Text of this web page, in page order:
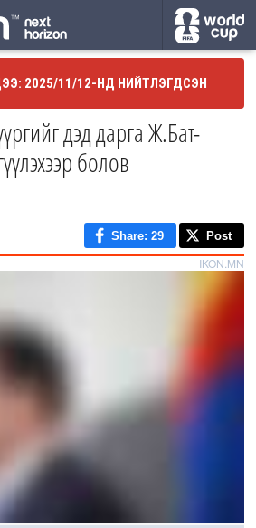
2025/11/12-НД НИЙТЛЭГДСЭН
дэд дарга Ж.Бат-
болов
Share: 29 Post
IKON.MN